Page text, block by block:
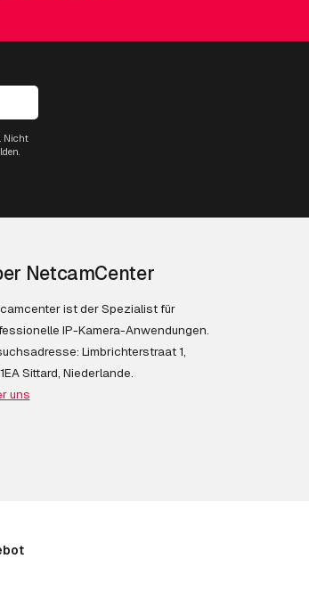
Nicht
NetcamCenter
ist der Spezialist für
IP-Kamera-Anwendungen.
Limbrichterstraat 1,
Sittard, Niederlande.
uns